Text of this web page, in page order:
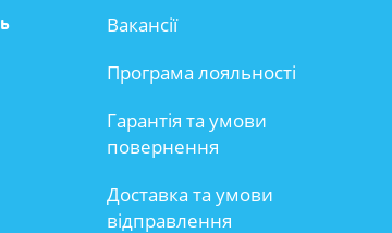
Вакансії
Програма лояльності
Гарантія та умови
повернення
Доставка та умови
відправлення